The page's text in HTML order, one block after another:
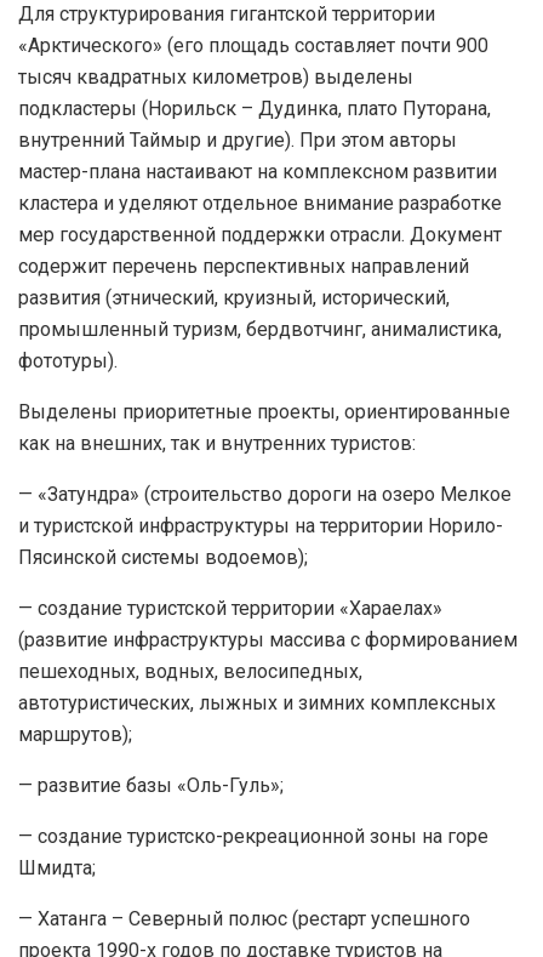
Для структурирования гигантской территории
«Арктического» (его площадь составляет почти 900
тысяч квадратных километров) выделены
подкластеры (Норильск – Дудинка, плато Путорана,
внутренний Таймыр и другие). При этом авторы
мастер-плана настаивают на комплексном развитии
кластера и уделяют отдельное внимание разработке
мер государственной поддержки отрасли. Документ
содержит перечень перспективных направлений
развития (этнический, круизный, исторический,
промышленный туризм, бердвотчинг, анималистика,
фототуры).
Выделены приоритетные проекты, ориентированные
как на внешних, так и внутренних туристов:
— «Затундра» (строительство дороги на озеро Мелкое
и туристской инфраструктуры на территории Норило-
Пясинской системы водоемов);
— создание туристской территории «Хараелах»
(развитие инфраструктуры массива с формированием
пешеходных, водных, велосипедных,
автотуристических, лыжных и зимних комплексных
маршрутов);
— развитие базы «Оль-Гуль»;
— создание туристско-рекреационной зоны на горе
Шмидта;
— Хатанга – Северный полюс (рестарт успешного
проекта 1990-х годов по доставке туристов на